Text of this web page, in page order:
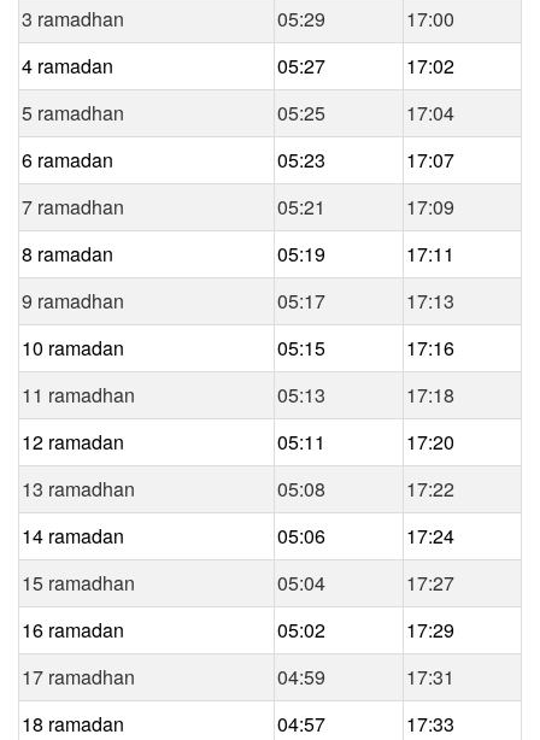
3 ramadhan
05:29
17:00
4 ramadan
05:27
17:02
5 ramadhan
05:25
17:04
6 ramadan
05:23
17:07
7 ramadhan
05:21
17:09
8 ramadan
05:19
17:11
9 ramadhan
05:17
17:13
10 ramadan
05:15
17:16
11 ramadhan
05:13
17:18
12 ramadan
05:11
17:20
13 ramadhan
05:08
17:22
14 ramadan
05:06
17:24
15 ramadhan
05:04
17:27
16 ramadan
05:02
17:29
17 ramadhan
04:59
17:31
18 ramadan
04:57
17:33